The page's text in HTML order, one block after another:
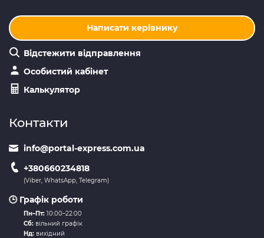
Написати керівнику
Відстежити відправлення
Особистий кабінет
Калькулятор
Контакти
info@portal-express.com.ua
+380660234818
(Viber, WhatsApp, Telegram)
🕒 Графік роботи
Пн–Пт: 10:00–22:00
Сб: вільний графік
Нд: вихідний